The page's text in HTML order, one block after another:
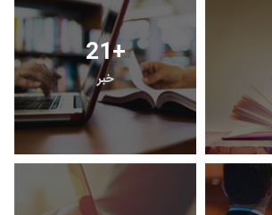
21+
خبر